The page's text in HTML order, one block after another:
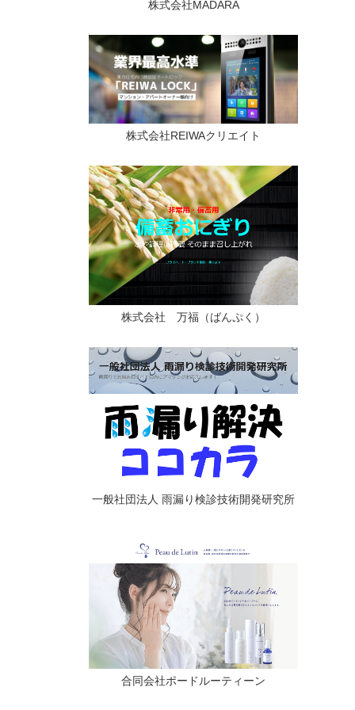
株式会社MADARA
株式会社REIWAクリエイト
株式会社 万福（ばんぷく）
一般社団法人 雨漏り検診技術開発研究所
合同会社ポードルーティーン